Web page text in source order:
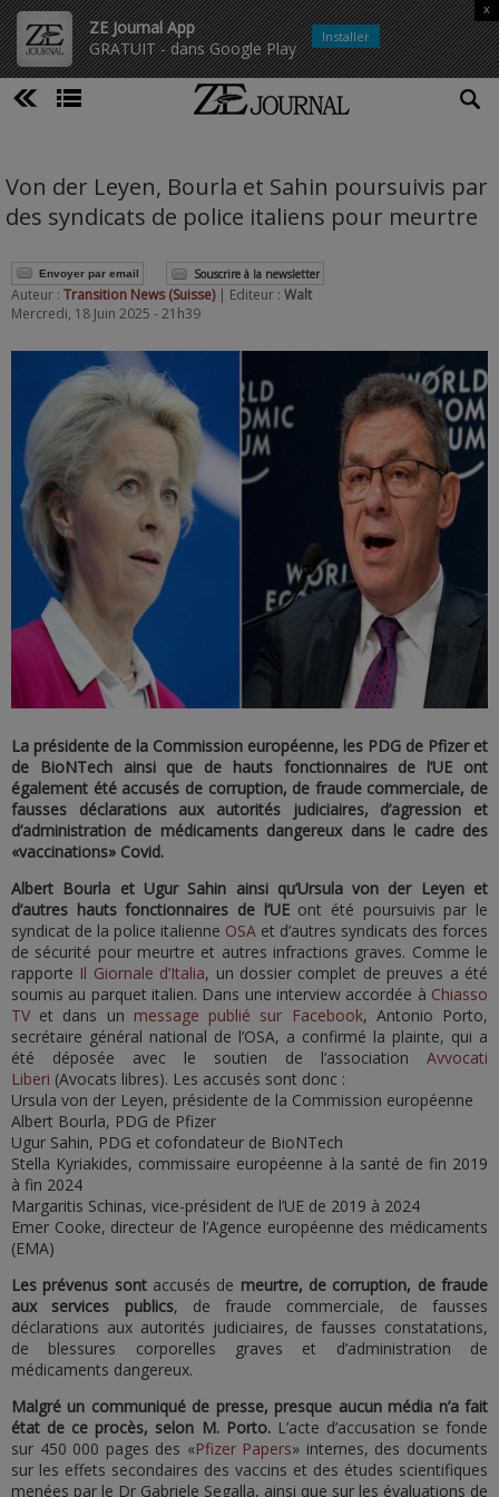
ZE Journal App
GRATUIT - dans Google Play
x
Installer
Von der Leyen, Bourla et Sahin poursuivis par
des syndicats de police italiens pour meurtre
Envoyer par email Souscrire à la newsletter
Auteur : Transition News (Suisse) | Editeur : Walt
Mercredi, 18 Juin 2025 - 21h39
La présidente de la Commission européenne, les PDG de Pfizer et
de BioNTech ainsi que de hauts fonctionnaires de l’UE ont
également été accusés de corruption, de fraude commerciale, de
fausses déclarations aux autorités judiciaires, d’agression et
d’administration de médicaments dangereux dans le cadre des
«vaccinations» Covid.
Albert Bourla et Ugur Sahin ainsi qu’Ursula von der Leyen et
d’autres hauts fonctionnaires de l’UEont été poursuivis par le
syndicat de la police italienne OSA et d’autres syndicats des forces
de sécurité pour meurtre et autres infractions graves. Comme le
rapporte Il Giornale d’Italia, un dossier complet de preuves a été
soumis au parquet italien. Dans une interview accordée à Chiasso
TV et dans un message publié sur Facebook, Antonio Porto,
secrétaire général national de l’OSA, a confirmé la plainte, qui a
été déposée avec le soutien de l’association Avvocati
Liberi (Avocats libres). Les accusés sont donc :
Ursula von der Leyen, présidente de la Commission européenne
Albert Bourla, PDG de Pfizer
Ugur Sahin, PDG et cofondateur de BioNTech
Stella Kyriakides, commissaire européenne à la santé de fin 2019
à fin 2024
Margaritis Schinas, vice-président de l’UE de 2019 à 2024
Emer Cooke, directeur de l’Agence européenne des médicaments
(EMA)
Les prévenus sontaccusés de meurtre, de corruption, de fraude
aux services publics, de fraude commerciale, de fausses
déclarations aux autorités judiciaires, de fausses constatations,
de blessures corporelles graves et d’administration de
médicaments dangereux.
Malgré un communiqué de presse, presque aucun média n’a fait
état de ce procès, selon M. Porto.L’acte d’accusation se fonde
sur 450 000 pages des «Pfizer Papers» internes, des documents
sur les effets secondaires des vaccins et des études scientifiques
menées par le Dr Gabriele Segalla, ainsi que sur les évaluations de